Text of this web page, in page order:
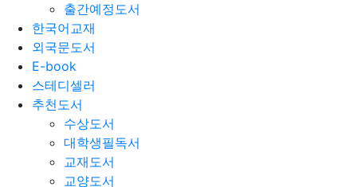
출간예정도서
한국어교재
외국문도서
E-book
스테디셀러
추천도서
수상도서
대학생필독서
교재도서
교양도서